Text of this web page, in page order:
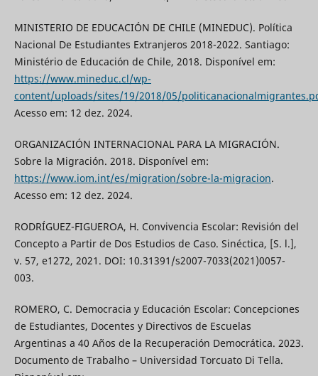
MINISTERIO DE EDUCACIÓN DE CHILE (MINEDUC). Política
Nacional De Estudiantes Extranjeros 2018-2022. Santiago:
Ministério de Educación de Chile, 2018. Disponível em:
https://www.mineduc.cl/wp-
content/uploads/sites/19/2018/05/
Acesso em: 12 dez. 2024.
ORGANIZACIÓN INTERNACIONAL PARA LA MIGRACIÓN.
Sobre la Migración. 2018. Disponível em:
https://www.iom.int/es/migration/sobre-la-migracion.
Acesso em: 12 dez. 2024.
RODRÍGUEZ-FIGUEROA, H. Convivencia Escolar: Revisión del
Concepto a Partir de Dos Estudios de Caso. Sinéctica, [S. l.],
v. 57, e1272, 2021. DOI: 10.31391/s2007-7033(2021)0057-
003.
ROMERO, C. Democracia y Educación Escolar: Concepciones
de Estudiantes, Docentes y Directivos de Escuelas
Argentinas a 40 Años de la Recuperación Democrática. 2023.
Documento de Trabalho – Universidad Torcuato Di Tella.